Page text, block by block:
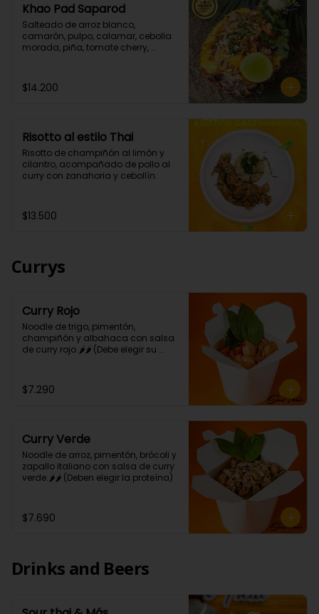
Khao Pad Saparod
Salteado de arroz blanco,
camarón, pulpo, calamar, cebolla
morada, piña, tomate cherry,
teriyaki. (Picante bajo)
Importante: Este platillo se envía en
$14.200
Risotto al estilo Thai
Risotto de champiñón al limón y
cilantro, acompañado de pollo al
curry con zanahoria y cebollín.
$13.500
Currys
Curry Rojo
Noodle de trigo, pimentón,
champiñón y albahaca con salsa
de curry rojo.🌶🌶 (Debe elegir su
$7.290
Curry Verde
Noodle de arroz, pimentón, brócoli y
zapallo italiano con salsa de curry
verde.🌶🌶 (Deben elegir la proteína)
$7.690
Drinks and Beers